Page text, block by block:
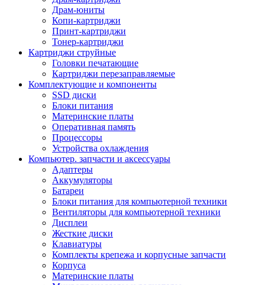
Драм-юниты
Копи-картриджи
Принт-картриджи
Тонер-картриджи
Картриджи струйные
Головки печатающие
Картриджи перезаправляемые
Комплектующие и компоненты
SSD диски
Блоки питания
Материнские платы
Оперативная память
Процессоры
Устройства охлаждения
Компьютер. запчасти и аксессуары
Адаптеры
Аккумуляторы
Батареи
Блоки питания для компьютерной техники
Вентиляторы для компьютерной техники
Дисплеи
Жесткие диски
Клавиатуры
Комплекты крепежа и корпусные запчасти
Корпуса
Материнские платы